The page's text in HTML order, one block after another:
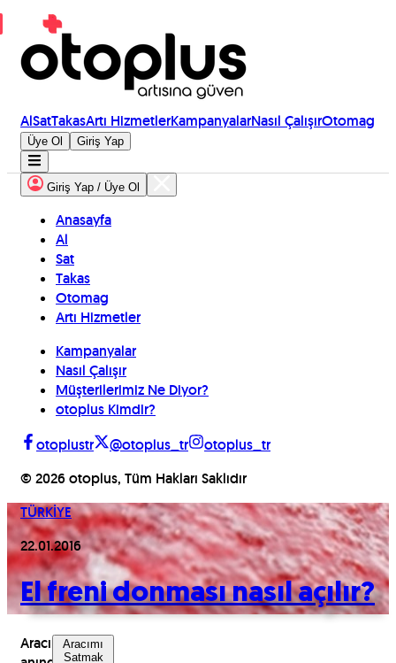
AlSatTakasArtı HizmetlerKampanyalarNasıl ÇalışırOtomag
Üye Ol Giriş Yap
Giriş Yap / Üye Ol
Anasayfa
Al
Sat
Takas
Otomag
Artı Hizmetler
Kampanyalar
Nasıl Çalışır
Müşterilerimiz Ne Diyor?
otoplus Kimdir?
otoplustr
@otoplus_tr
otoplus_tr
© 2026 otoplus, Tüm Hakları Saklıdır
TÜRKİYE
22.01.2016
El freni donması nasıl açılır?
AracınızıAracımı
Satmak